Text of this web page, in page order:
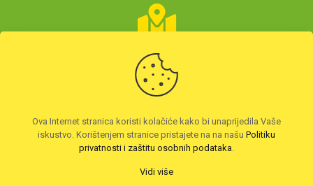
(Hrvatske)
Preuzmite HAK aplikaciju
Ova Internet stranica koristi kolačiće kako bi unaprijedila Vaše
iskustvo. Korištenjem stranice pristajete na na našu Politiku
privatnosti i zaštitu osobnih podataka.
Vidi više